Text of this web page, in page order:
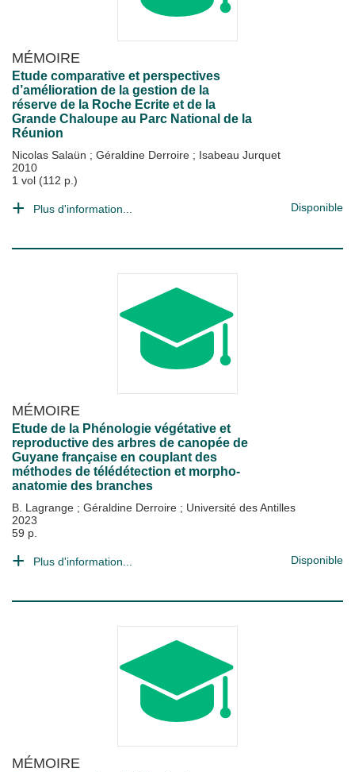
MÉMOIRE
Etude comparative et perspectives
d’amélioration de la gestion de la
réserve de la Roche Ecrite et de la
Grande Chaloupe au Parc National de la
Réunion
Nicolas Salaün ; Géraldine Derroire ; Isabeau Jurquet
2010
1 vol (112 p.)
Plus d'information... Disponible
MÉMOIRE
Etude de la Phénologie végétative et
reproductive des arbres de canopée de
Guyane française en couplant des
méthodes de télédétection et morpho-
anatomie des branches
B. Lagrange ; Géraldine Derroire ; Université des Antilles
2023
59 p.
Plus d'information... Disponible
MÉMOIRE